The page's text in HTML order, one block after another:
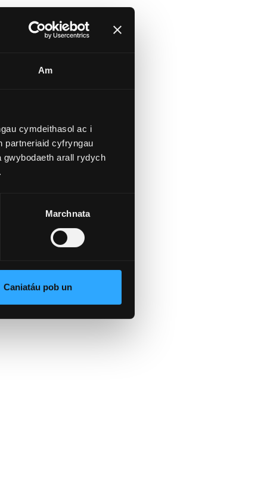
Am
cymdeithasol ac i
partneriaid cyfryngau
gwybodaeth arall rydych
Marchnata
Caniatáu pob un